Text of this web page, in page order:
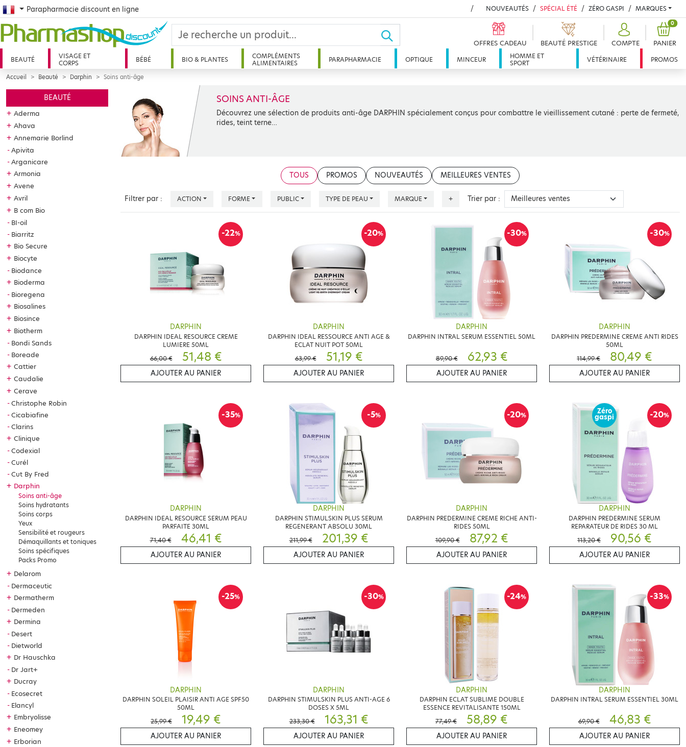
French
Parapharmacie discount en ligne NOUVEAUTÉS SPÉCIAL ÉTÉ ZÉRO GASPI MARQUES
OFFRES CADEAU BEAUTÉ PRESTIGE COMPTE PANIER
0
BEAUTÉ
VISAGE ET
CORPS
BÉBÉ BIO & PLANTES
COMPLÉMENTS
ALIMENTAIRES
PARAPHARMACIE OPTIQUE MINCEUR
HOMME ET
SPORT
VÉTÉRINAIRE PROMOS
Accueil Beauté Darphin Soins anti-âge
BEAUTÉ
+ Aderma
+ Ahava
+ Annemarie Borlind
Apivita
Arganicare
+ Armonia
+ Avene
+ Avril
+ B com Bio
BI-oil
Biarritz
+ Bio Secure
+ Biocyte
Biodance
+ Bioderma
Bioregena
+ Biosalines
+ Biosince
+ Biotherm
Bondi Sands
Boreade
+ Cattier
+ Caudalie
+ Cerave
Christophe Robin
Cicabiafine
Clarins
+ Clinique
Codexial
Curél
Cut By Fred
+ Darphin
Soins anti-âge
Soins hydratants
Soins corps
Yeux
Sensibilité et rougeurs
Démaquillants et toniques
Soins spécifiques
Packs Promo
+ Delarom
Dermaceutic
+ Dermatherm
Dermeden
+ Dermina
Desert
Dietworld
+ Dr Hauschka
Dr Jart+
+ Ducray
Ecosecret
Elancyl
+ Embryolisse
+ Eneomey
+ Erborian
SOINS ANTI-ÂGE
Découvrez une sélection de produits anti-âge DARPHIN spécialement conçus pour combattre le vieillissement cutané : perte de fermeté,
rides, teint terne…
TOUS PROMOS NOUVEAUTÉS MEILLEURES VENTES
Filtrer par : ACTION FORME PUBLIC TYPE DE PEAU MARQUE + Trier par :
-22%
DARPHIN
DARPHIN IDEAL RESOURCE CREME
LUMIERE 50ML
66,00 €
51,48 €
AJOUTER AU PANIER
-20%
DARPHIN
DARPHIN IDEAL RESSOURCE ANTI AGE &
ECLAT NUIT POT 50ML
63,99 €
51,19 €
AJOUTER AU PANIER
-30%
DARPHIN
DARPHIN INTRAL SERUM ESSENTIEL 50ML
89,90 € 62,93 €
AJOUTER AU PANIER
-30%
DARPHIN
DARPHIN PREDERMINE CREME ANTI RIDES
50ML
114,99 €
80,49 €
AJOUTER AU PANIER
-35%
DARPHIN
DARPHIN IDEAL RESOURCE SERUM PEAU
PARFAITE 30ML
71,40 €
46,41 €
AJOUTER AU PANIER
-5%
DARPHIN
DARPHIN STIMULSKIN PLUS SERUM
REGENERANT ABSOLU 30ML
211,99 €
201,39 €
AJOUTER AU PANIER
-20%
DARPHIN
DARPHIN PREDERMINE CREME RICHE ANTI-
RIDES 50ML
109,90 €
87,92 €
AJOUTER AU PANIER
-20%
Zéro
gaspi
DARPHIN
DARPHIN PREDERMINE SERUM
REPARATEUR DE RIDES 30 ML
113,20 €
90,56 €
AJOUTER AU PANIER
-25%
DARPHIN
DARPHIN SOLEIL PLAISIR ANTI AGE SPF50
50ML
25,99 €
19,49 €
AJOUTER AU PANIER
-30%
DARPHIN
DARPHIN STIMULSKIN PLUS ANTI-AGE 6
DOSES X 5ML
233,30 €
163,31 €
AJOUTER AU PANIER
-24%
DARPHIN
DARPHIN ECLAT SUBLIME DOUBLE
ESSENCE REVITALISANTE 150ML
77,49 €
58,89 €
AJOUTER AU PANIER
-33%
DARPHIN
DARPHIN INTRAL SERUM ESSENTIEL 30ML
69,90 € 46,83 €
AJOUTER AU PANIER